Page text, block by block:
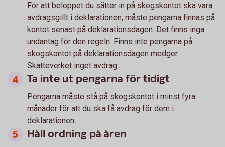
För att beloppet du sätter in på skogskontot ska vara
avdragsgillt i deklarationen, måste pengarna finnas på
kontot senast på deklarationsdagen. Det finns inga
undantag för den regeln. Finns inte pengarna på
skogskontot på deklarationsdagen medger
Skatteverket inget avdrag.
Ta inte ut pengarna för tidigt
Pengarna måste stå på skogskontot i minst fyra
månader för att du ska få avdrag för dem i
deklarationen.
Håll ordning på åren